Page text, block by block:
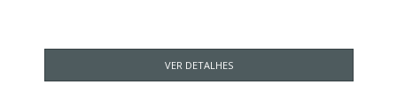
VER DETALHES